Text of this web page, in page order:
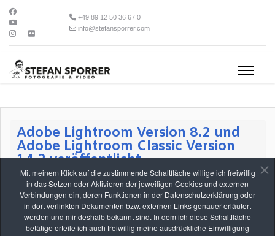
Mit meinem Klick auf die zustimmende Schaltfläche willige ich freiwillig
in das Setzen oder Aktivieren der jeweiligen Cookies und externen
Verbindungen ein, deren Funktionen in der Datenschutzerklärung oder
in dort verlinkten Dokumenten bzw. externen Links genauer erläutert
werden und mir deshalb bekannt sind. In dem ich diese Schaltfläche
betätige erteile ich auch freiwillig meine ausdrückliche Einwilligung
+49 89 12 50 36 67 0
info@stefansporrer.com
Adobe Lightroom Version 8.2 und
Adobe Lightroom Classic Version
14.2 veröffentlicht
Adobe hat heute zwei neue Versionen von Lightroom und Lightroom
Classic veröffentlicht. Folgende Verbesserungen und Änderungen
bringen die Versionen.
Weiterlesen: Adobe Lightroom Version 8.2 und Adobe